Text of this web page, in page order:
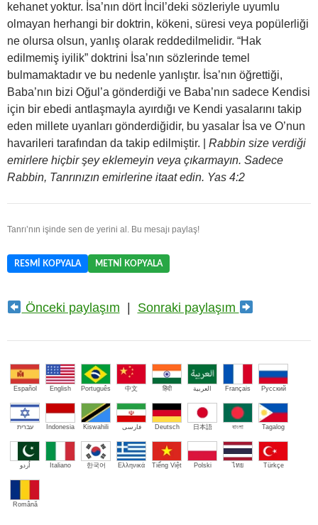
kehanet yoktur. İsa’nın dört İncil’deki sözleriyle uyumlu
olmayan herhangi bir doktrin, kökeni, süresi veya popülerliği
ne olursa olsun, yanlış olarak reddedilmelidir. “Hak
edilmemiş iyilik” doktrini İsa’nın sözlerinde temel
bulmamaktadır ve bu nedenle yanlıştır. İsa’nın öğrettiği,
Baba’nın bizi Oğul’a gönderdiği ve Baba’nın sadece Kendisi
için bir ebedi antlaşmayla ayırdığı ve Kendi yasalarını takip
eden millete uyanları gönderdiğidir, bu yasalar İsa ve O’nun
havarileri tarafından da takip edilmiştir. | Rabbin size verdiği
emirlere hiçbir şey eklemeyin veya çıkarmayın. Sadece
Rabbin, Tanrınızın emirlerine itaat edin. Yas 4:2
Tanrı’nın işinde sen de yerini al. Bu mesajı paylaş!
RESMI KOPYALA METNI KOPYALA
Önceki paylaşım Sonraki paylaşım
Español English Português 中文 हिंदी العربية Français Русский
עברית Indonesia Kiswahili فارسی Deutsch 日本語 বাংলা Tagalog
اُردو Italiano 한국어 Ελληνικά Tiếng Việt Polski ไทย Türkçe
Română